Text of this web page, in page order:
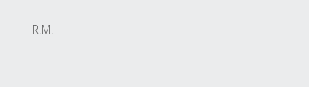
R.M.